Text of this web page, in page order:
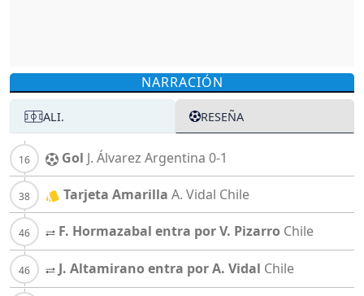
NARRACIÓN
ALI. RESEÑA
Gol J. Álvarez Argentina 0-1
Tarjeta Amarilla A. Vidal Chile
F. Hormazabal entra por V. Pizarro Chile
J. Altamirano entra por A. Vidal Chile